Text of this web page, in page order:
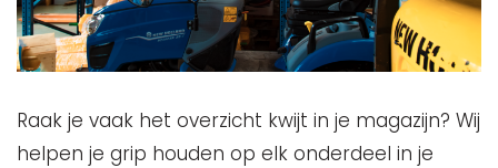
Raak je vaak het overzicht kwijt in je magazijn? Wij
helpen je grip houden op elk onderdeel in je